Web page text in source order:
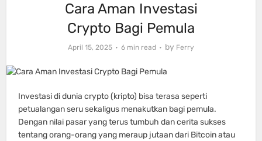
Cara Aman Investasi
Crypto Bagi Pemula
April 15, 2025 6 min read by Ferry
Investasi di dunia crypto (kripto) bisa terasa seperti
petualangan seru sekaligus menakutkan bagi pemula.
Dengan nilai pasar yang terus tumbuh dan cerita sukses
tentang orang-orang yang meraup jutaan dari Bitcoin atau